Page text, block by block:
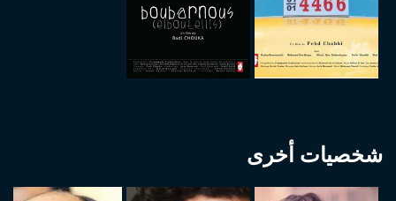
شخصيات أخرى